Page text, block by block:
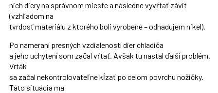
nich diery na správnom mieste a následne vyvŕtať závit
(vzhľadom na
tvrdosť materiálu z ktorého boli vyrobené – odhadujem nikel).
Po nameraní presných vzdialeností dier chladiča
a jeho uchytení som začal vŕtať. Avšak tu nastal ďalší problém.
Vrták
sa začal nekontrolovateľne kĺzať po celom povrchu nožičky.
Táto situácia ma